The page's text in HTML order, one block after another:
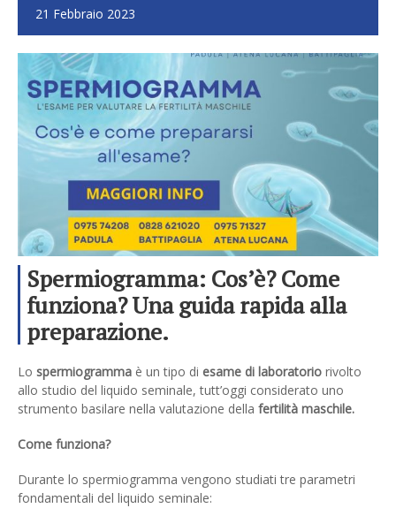
21 Febbraio 2023
Spermiogramma: Cos’è? Come
funziona? Una guida rapida alla
preparazione.
Lo spermiogramma è un tipo di esame di laboratorio rivolto
allo studio del liquido seminale, tutt’oggi considerato uno
strumento basilare nella valutazione della fertilità maschile.
Come funziona?
Durante lo spermiogramma vengono studiati tre parametri
fondamentali del liquido seminale: